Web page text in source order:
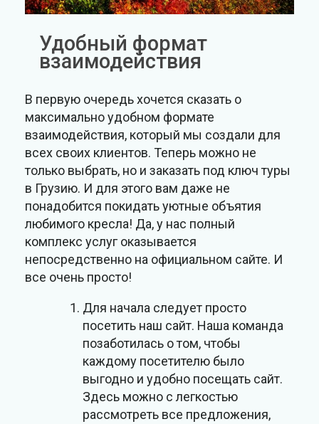
Удобный формат
взаимодействия
В первую очередь хочется сказать о
максимально удобном формате
взаимодействия, который мы создали для
всех своих клиентов. Теперь можно не
только выбрать, но и заказать под ключ туры
в Грузию. И для этого вам даже не
понадобится покидать уютные объятия
любимого кресла! Да, у нас полный
комплекс услуг оказывается
непосредственно на официальном сайте. И
все очень просто!
Для начала следует просто
посетить наш сайт. Наша команда
позаботилась о том, чтобы
каждому посетителю было
выгодно и удобно посещать сайт.
Здесь можно с легкостью
рассмотреть все предложения,